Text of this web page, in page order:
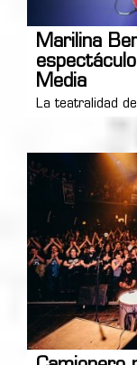
Marilina
Media
La teatralidad